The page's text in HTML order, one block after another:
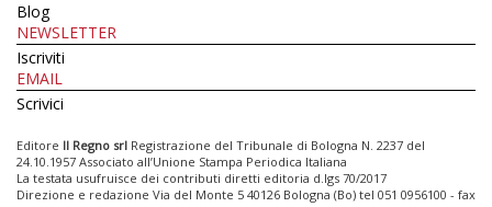
Blog
NEWSLETTER
Iscriviti
EMAIL
Scrivici
Editore Il Regno srl Registrazione del Tribunale di Bologna N. 2237 del
24.10.1957 Associato all’Unione Stampa Periodica Italiana
La testata usufruisce dei contributi diretti editoria d.lgs 70/2017
Direzione e redazione Via del Monte 5 40126 Bologna (Bo) tel 051 0956100 - fax